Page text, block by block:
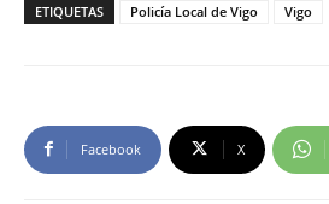
ETIQUETAS Policía Local de Vigo Vigo
Facebook X